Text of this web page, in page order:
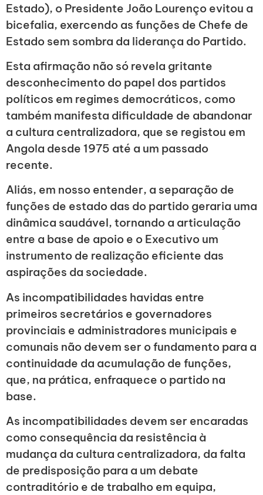
Estado), o Presidente João Lourenço evitou a
bicefalia, exercendo as funções de Chefe de
Estado sem sombra da liderança do Partido.
Esta afirmação não só revela gritante
desconhecimento do papel dos partidos
políticos em regimes democráticos, como
também manifesta dificuldade de abandonar
a cultura centralizadora, que se registou em
Angola desde 1975 até a um passado
recente.
Aliás, em nosso entender, a separação de
funções de estado das do partido geraria uma
dinâmica saudável, tornando a articulação
entre a base de apoio e o Executivo um
instrumento de realização eficiente das
aspirações da sociedade.
As incompatibilidades havidas entre
primeiros secretários e governadores
provinciais e administradores municipais e
comunais não devem ser o fundamento para a
continuidade da acumulação de funções,
que, na prática, enfraquece o partido na
base.
As incompatibilidades devem ser encaradas
como consequência da resistência à
mudança da cultura centralizadora, da falta
de predisposição para a um debate
contraditório e de trabalho em equipa,